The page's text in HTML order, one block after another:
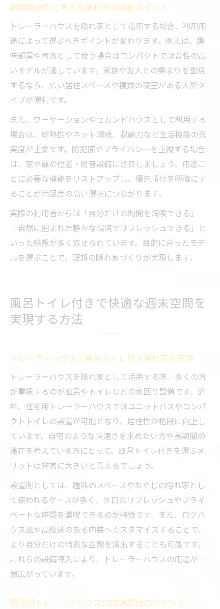
利用用途別に考える隠れ家の選択ポイント
トレーラーハウスを隠れ家として活用する場合、利用用
途によって選ぶべきポイントが変わります。例えば、趣
味部屋や書斎として使う場合はコンパクトで静音性の高
いモデルが適しています。家族や友人との集まりを重視
するなら、広い居住スペースや複数の寝室がある大型タ
イプが便利です。
また、ワーケーションやセカンドハウスとして利用する
場合は、断熱性やネット環境、収納力など生活機能の充
実度が重要です。防犯面やプライバシーを重視する場合
は、窓や扉の位置・防音設備に注目しましょう。用途ご
とに必要な機能をリストアップし、優先順位を明確にす
ることが満足度の高い選択につながります。
実際の利用者からは「自分だけの時間を満喫できる」
「自然に囲まれた静かな環境でリフレッシュできる」と
いった感想が多く寄せられています。目的に合ったモデ
ルを選ぶことで、理想の隠れ家づくりが実現します。
風呂トイレ付きで快適な週末空間を
実現する方法
トレーラーハウスで風呂トイレ付き隠れ家を実現
トレーラーハウスを隠れ家として活用する際、多くの方
が重視するのが風呂やトイレなどの水回り設備です。近
年、住宅用トレーラーハウスではユニットバスやコンパ
クトトイレの設置が可能となり、居住性が格段に向上し
ています。自宅のような快適さを求めたい方や長期間の
滞在を考えている方にとって、風呂トイレ付きを選ぶメ
リットは非常に大きいと言えるでしょう。
設置例としては、趣味のスペースやおやじの隠れ家とし
て使われるケースが多く、休日のリフレッシュやプライ
ベートな時間を満喫できるのが特徴です。また、ログハ
ウス風や高級感のある内装へカスタマイズすることで、
より自分だけの特別な空間を演出することも可能です。
これらの設備導入により、トレーラーハウスの用途が一
層広がっています。
居住用トレーラーハウスの快適設備のポイント